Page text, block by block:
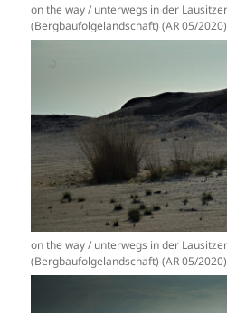
on the way / unterwegs in der
(Bergbaufolgelandschaft) (AR 05/2020)
on the way / unterwegs in der
(Bergbaufolgelandschaft) (AR 05/2020)